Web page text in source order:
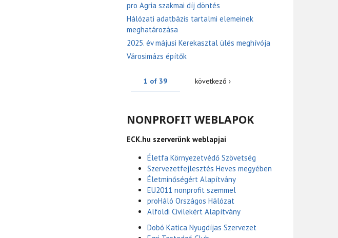
pro Agria szakmai díj döntés
Hálózati adatbázis tartalmi elemeinek
meghatározása
2025. év májusi Kerekasztal ülés meghívója
Városimázs építők
1 of 39 következő ›
NONPROFIT WEBLAPOK
ECK.hu szerverünk weblapjai
Életfa Környezetvédő Szövetség
Szervezetfejlesztés Heves megyében
Életminőségért Alapítvány
EU2011 nonprofit szemmel
proHáló Országos Hálózat
Alföldi Civilekért Alapítvány
Dobó Katica Nyugdíjas Szervezet